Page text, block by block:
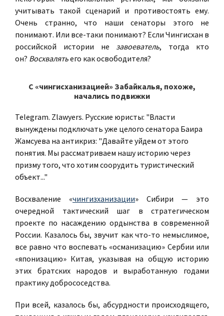
учитывать такой сценарий и противостоять ему.
Очень странно, что наши сенаторы этого не
понимают. Или все-таки понимают? Если Чингисхан в
российской истории не завоеватель, тогда кто
он? Восхвалятьего как освободителя?
С «чингисханизацией» Забайкалья, похоже,
начались подвижки
Telegram. Zlawyers. Русские юристы: "Власти
вынуждены подключать уже целого сенатора Баира
Жамсуева на антикриз: "Давайте уйдем от этого
понятия. Мы рассматриваем нашу историю через
призму того, что хотим соорудить туристический
объект..."
Восхваление «чингизханизации» Сибири — это
очередной тактический шаг в стратегическом
проекте по насаждению ордынства в современной
России. Казалось бы, звучит как что-то немыслимое,
все равно что воспевать «османизацию» Сербии или
«японизацию» Китая, указывая на общую историю
этих братских народов и выработанную годами
практику добрососедства.
При всей, казалось бы, абсурдности происходящего,